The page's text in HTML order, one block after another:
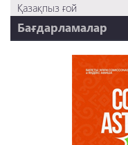
Қазақпыз ғой
Бағдарламалар